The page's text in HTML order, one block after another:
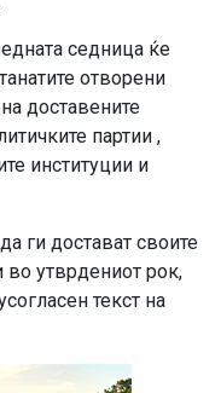
седница ќе
отворени
доставените
партии ,
институции и
ги достават своите
утврдениот рок,
текст на